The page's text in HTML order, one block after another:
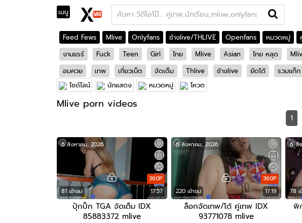
เมนู
Feed Fews Mlive Onlyfans ช้างlive/THLIVE Openfans หมวดหมู่
งานแรร์
Fuck Teen Girl ไทย Mlive Asian ไทย หลุด
อมควย
เทพ เกี่ยวเบ็ด จัดเต็ม Thlive ช้างlive ยัดโด้
รวมแท็ก
ไซด์ไลน์
นักแสดง หมวดหมู่ โหวต
Mlive porn videos
1
81 เข้าชม 17:57
360P
6 สิงหาคม, 2026
ปุ้กปิ้ก TGA จัดเต็ม IDX
85883372 mlive
220 เข้าชม 17:19
360P
6 สิงหาคม, 2026
ล็อกจัดเทพ/โด้ คู่เทพ IDX
93771078 mlive
78 เ
6 สิ
พิ